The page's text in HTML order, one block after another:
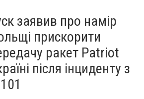
заявив про намір
прискорити
ракет Patriot
після інциденту з